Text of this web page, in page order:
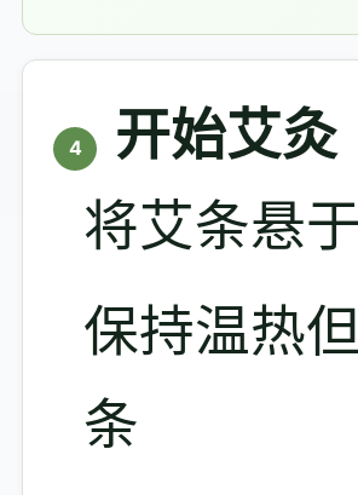
4
开始艾灸
将艾条悬
保持温热
条